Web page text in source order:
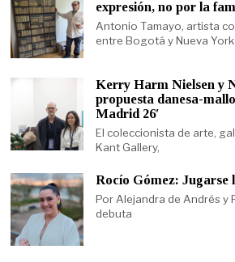
expresión, no por la
Antonio Tamayo, artista
entre Bogotá y Nueva York
Kerry Harm Nielsen y
propuesta danesa-
Madrid 26′
El coleccionista de arte,
Kant Gallery,
Rocío Gómez: Jugarse
Por Alejandra de Andrés y
debuta